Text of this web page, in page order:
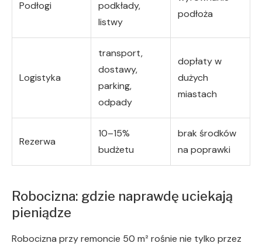
Podłogi
podkłady,
listwy
podłoża
Logistyka
transport,
dostawy,
parking,
odpady
dopłaty w
dużych
miastach
Rezerwa
10–15%
budżetu
brak środków
na poprawki
Robocizna: gdzie naprawdę uciekają
pieniądze
Robocizna przy remoncie 50 m² rośnie nie tylko przez